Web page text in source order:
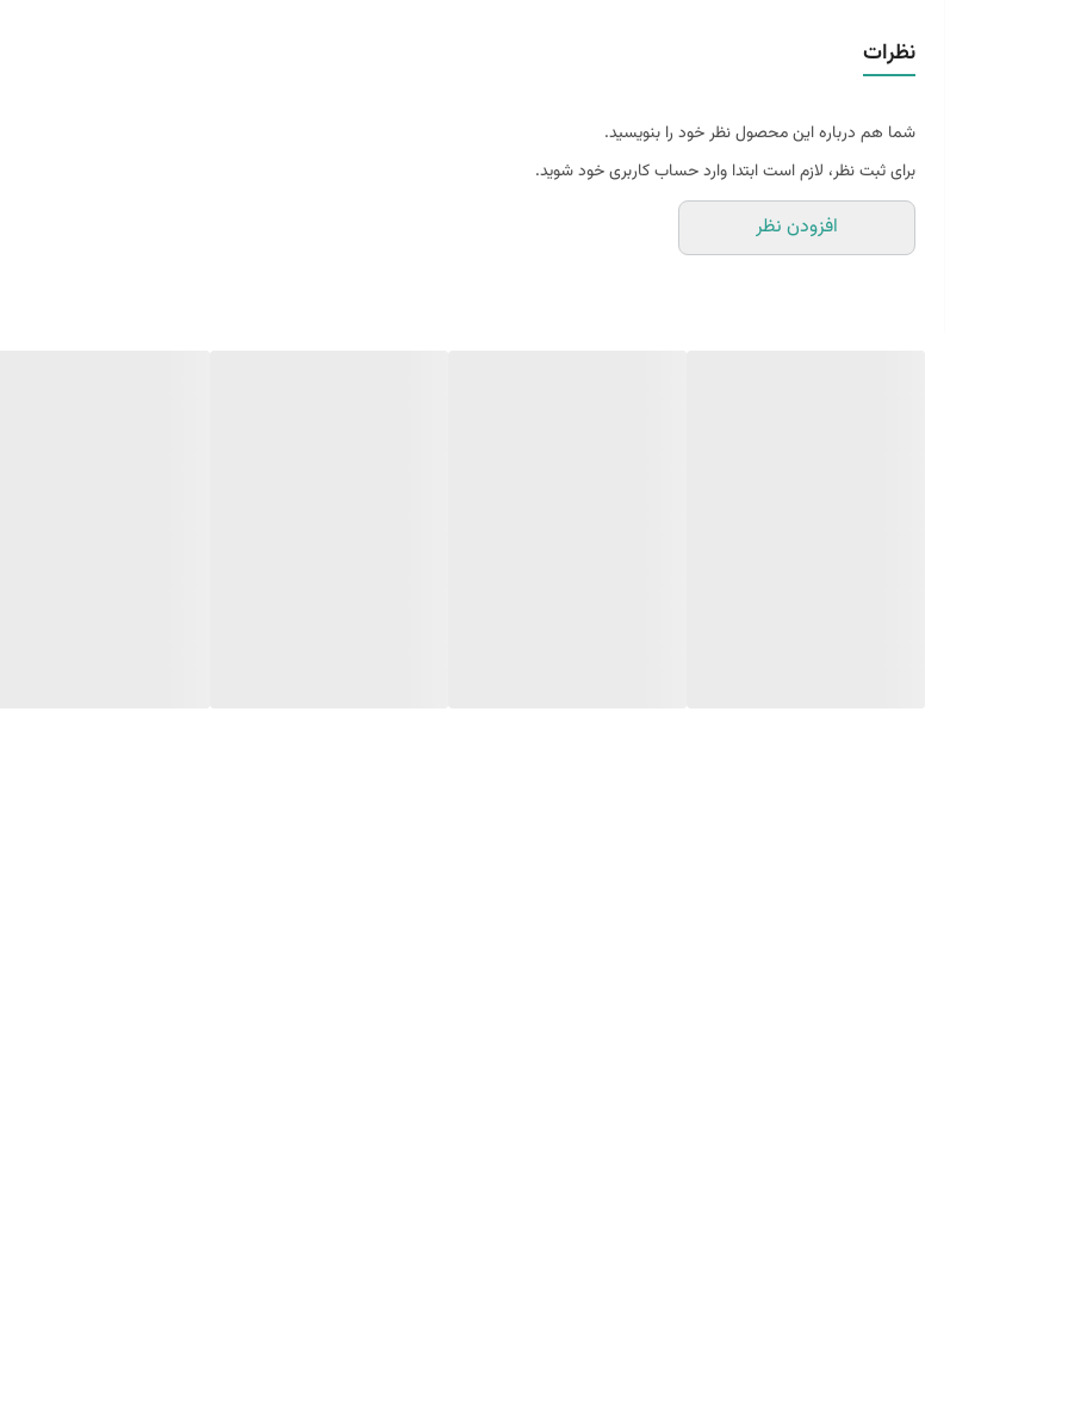
نظرات
شما هم درباره این محصول نظر خود را بنویسید.
برای ثبت نظر، لازم است ابتدا وارد حساب کاربری خود شوید.
افزودن نظر